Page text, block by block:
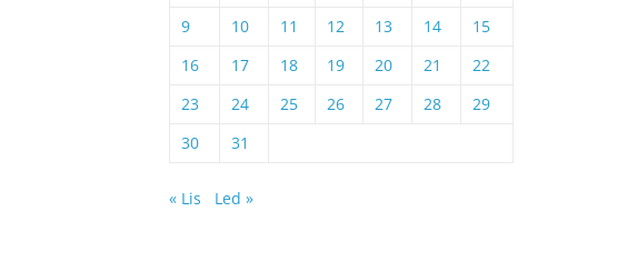
9
10 11 12 13 14
15
16
17 18 19 20 21
22
23
24 25 26 27 28
29
30
31
« Lis Led »